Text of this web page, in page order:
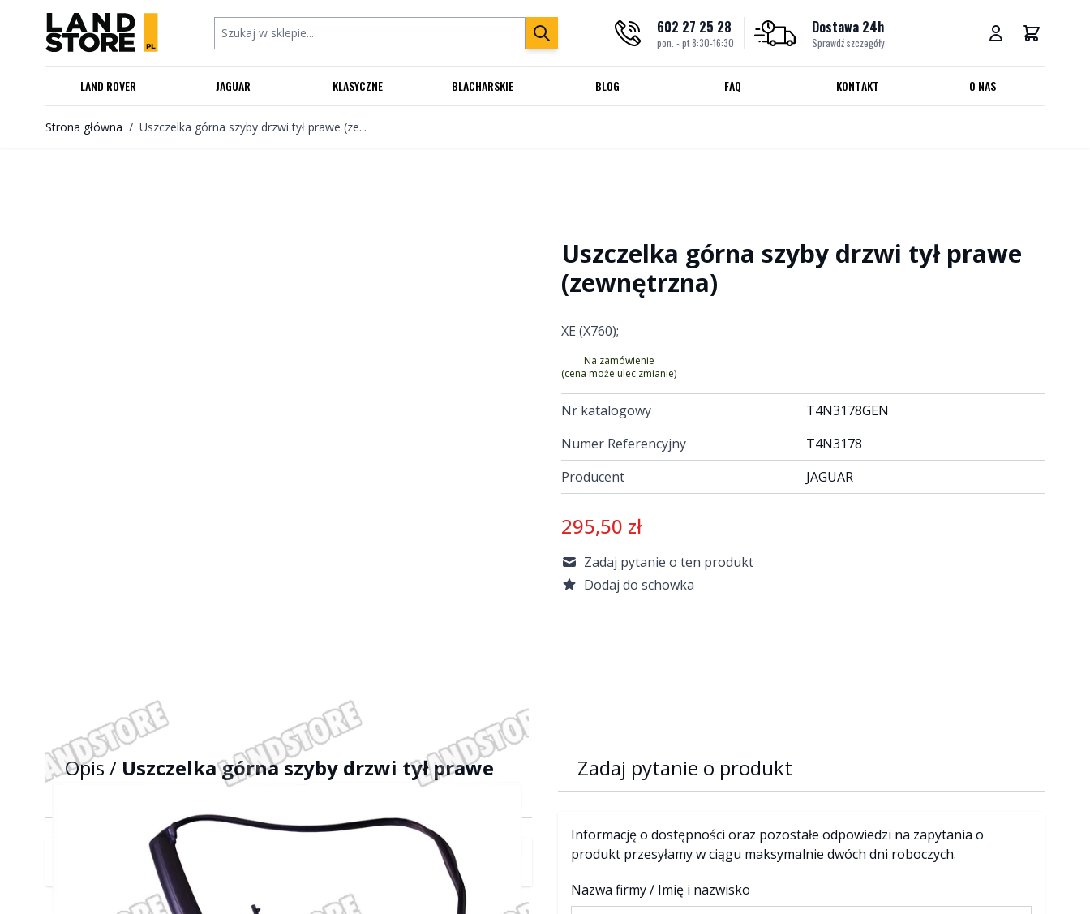
Przejdź do treści
Szukaj w sklepie... 602 27 25 28
pon. - pt 8:30-16:30
Dostawa 24h
Sprawdź szczegóły
LAND ROVER JAGUAR KLASYCZNE BLACHARSKIE BLOG FAQ KONTAKT O NAS
Strona główna / Uszczelka górna szyby drzwi tył prawe (zewnętrzna)
Uszczelka górna szyby drzwi tył prawe
(zewnętrzna)
XE (X760);
Na zamówienie
(cena może ulec zmianie)
Nr katalogowy
T4N3178GEN
Numer Referencyjny
T4N3178
Producent
JAGUAR
295,50 zł
Zadaj pytanie o ten produkt
Dodaj do schowka
Opis / Uszczelka górna szyby drzwi tył prawe
Zadaj pytanie o produkt
Informację o dostępności oraz pozostałe odpowiedzi na zapytania o
produkt przesyłamy w ciągu maksymalnie dwóch dni roboczych.
Nazwa firmy / Imię i nazwisko